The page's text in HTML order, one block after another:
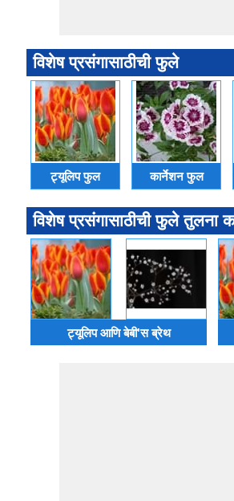
विशेष प्रसंगासाठीची फुले
ट्यूलिप फुल कार्नेशन फुल
विशेष प्रसंगासाठीची फुले तुलना
ट्यूलिप आणि बेबी'स ब्रेथ